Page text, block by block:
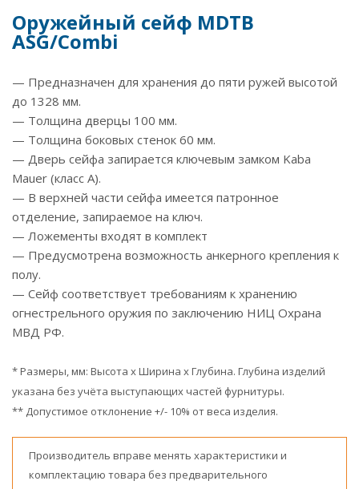
Оружейный сейф MDTB
ASG/Combi
— Предназначен для хранения до пяти ружей высотой
до 1328 мм.
— Толщина дверцы 100 мм.
— Толщина боковых стенок 60 мм.
— Дверь сейфа запирается ключевым замком Kaba
Mauer (класс А).
— В верхней части сейфа имеется патронное
отделение, запираемое на ключ.
— Ложементы входят в комплект
— Предусмотрена возможность анкерного крепления к
полу.
— Сейф соответствует требованиям к хранению
огнестрельного оружия по заключению НИЦ Охрана
МВД РФ.
* Размеры, мм: Высота x Ширина x Глубина. Глубина изделий
указана без учёта выступающих частей фурнитуры.
** Допустимое отклонение +/- 10% от веса изделия.
Производитель вправе менять характеристики и
комплектацию товара без предварительного